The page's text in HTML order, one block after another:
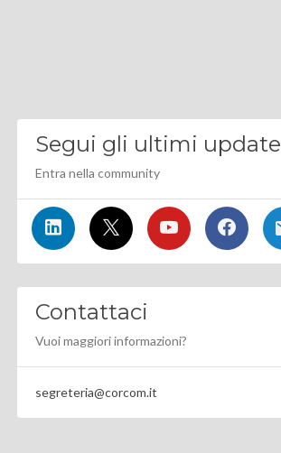
Segui gli ultimi update
Entra nella community
Contattaci
Vuoi maggiori informazioni?
segreteria@corcom.it